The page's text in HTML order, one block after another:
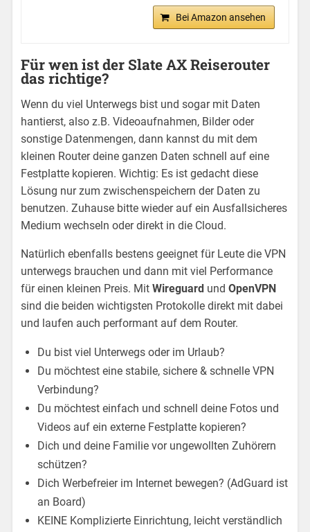
Bei Amazon ansehen
Für wen ist der Slate AX Reiserouter
das richtige?
Wenn du viel Unterwegs bist und sogar mit Daten
hantierst, also z.B. Videoaufnahmen, Bilder oder
sonstige Datenmengen, dann kannst du mit dem
kleinen Router deine ganzen Daten schnell auf eine
Festplatte kopieren. Wichtig: Es ist gedacht diese
Lösung nur zum zwischenspeichern der Daten zu
benutzen. Zuhause bitte wieder auf ein Ausfallsicheres
Medium wechseln oder direkt in die Cloud.
Natürlich ebenfalls bestens geeignet für Leute die VPN
unterwegs brauchen und dann mit viel Performance
für einen kleinen Preis. MitWireguard undOpenVPN
sind die beiden wichtigsten Protokolle direkt mit dabei
und laufen auch performant auf dem Router.
Du bist viel Unterwegs oder im Urlaub?
Du möchtest eine stabile, sichere & schnelle VPN
Verbindung?
Du möchtest einfach und schnell deine Fotos und
Videos auf ein externe Festplatte kopieren?
Dich und deine Familie vor ungewollten Zuhörern
schützen?
Dich Werbefreier im Internet bewegen? (AdGuard ist
an Board)
KEINE Komplizierte Einrichtung, leicht verständlich